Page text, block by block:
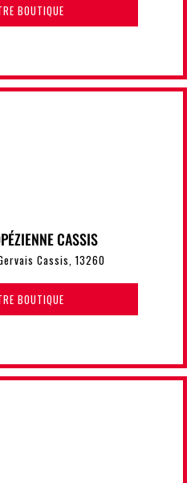
BOUTIQUE
CASSIS
Cassis, 13260
BOUTIQUE